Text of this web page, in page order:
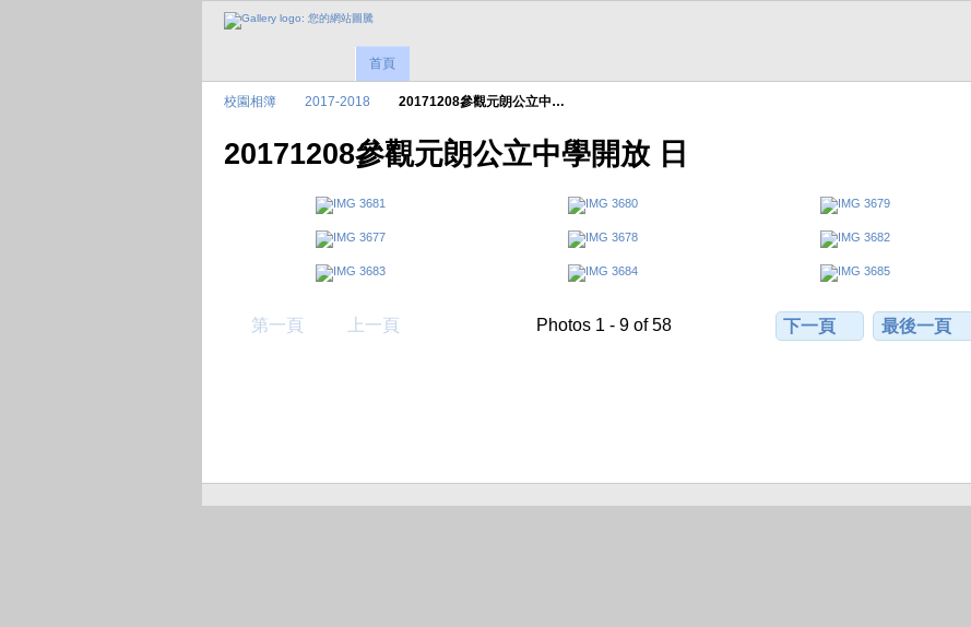
首頁
校園相簿 2017-2018 20171208參觀元朗公立中…
20171208參觀元朗公立中學開放 日
第一頁 上一頁 Photos 1 - 9 of 58 下一頁 最後一頁